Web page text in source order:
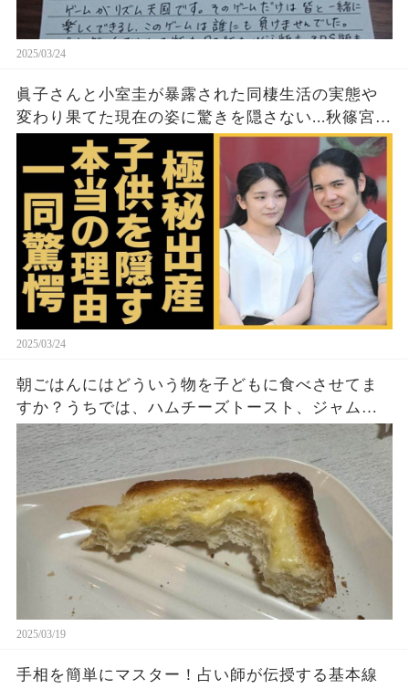
2025/03/24
眞子さんと小室圭が暴露された同棲生活の実態や
変わり果てた現在の姿に驚きを隠さない...秋篠宮家
の長女がアメリカで極秘出産の真相や暴露された
ヤバいO癖に言葉を失う...
2025/03/24
朝ごはんにはどういう物を子どもに食べさせてま
すか？うちでは、ハムチーズトースト、ジャムト
ースト、ピーナッツバタートーストをよく作りま
す。やっぱこんなんダメよね…
2025/03/19
手相を簡単にマスター！占い師が伝授する基本線